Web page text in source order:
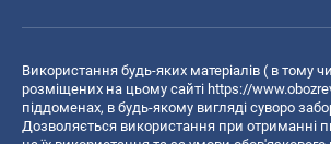
Використання будь-яких матеріалів ( в тому
розміщених на цьому сайті https://
піддоменах, в будь-якому вигляді суворо
Дозволяється використання при отриманні